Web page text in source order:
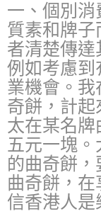
一、個別
質素和牌
者清楚傳
例如考慮到
業機會。
奇餅，計
太在某名
五元一塊
的曲奇餅
曲奇餅，
信香港人是